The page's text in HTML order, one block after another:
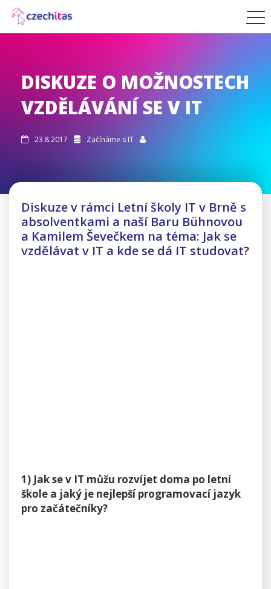
DISKUZE O MOŽNOSTECH
VZDĚLÁVÁNÍ SE V IT
 23.8.2017  Začínáme s IT 
Diskuze v rámci Letní školy IT v Brně s
absolventkami a naší Baru Bühnovou
a Kamilem Ševečkem na téma: Jak se
vzdělávat v IT a kde se dá IT studovat?
1) Jak se v IT můžu rozvíjet doma po letní
škole a jaký je nejlepší programovací jazyk
pro začátečníky?